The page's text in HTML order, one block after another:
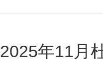
2025年11月